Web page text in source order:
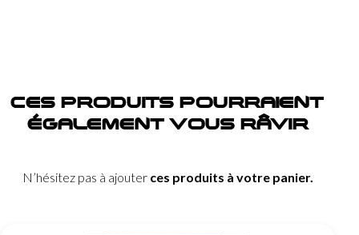
CES PRODUITS POURRAIENT
ÉGALEMENT VOUS RÂVIR
N’hésitez pas à ajouter ces produits à votre panier.